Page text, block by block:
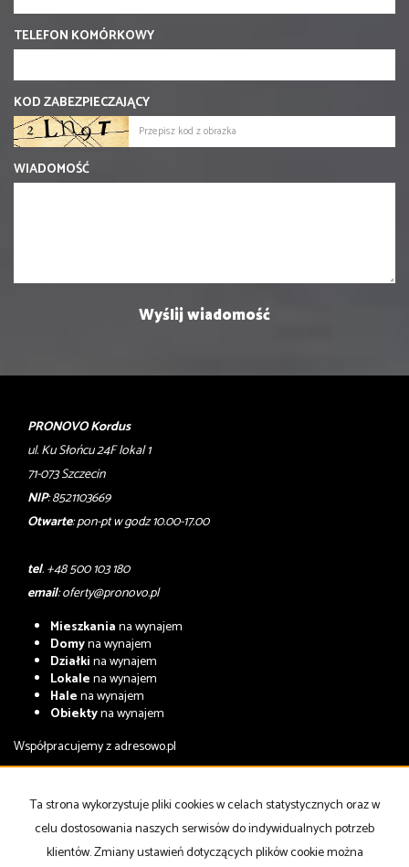
TELEFON KOMÓRKOWY
KOD ZABEZPIECZAJĄCY
WIADOMOŚĆ
PRONOVO Kordus
ul. Ku Słońcu 24F lokal 1
71-073 Szczecin
NIP: 8521103669
Otwarte: pon-pt w godz 10.00-17.00
tel. +48 500 103 180
email:oferty@pronovo.pl
Mieszkaniana wynajem
Domyna wynajem
Działkina wynajem
Lokalena wynajem
Halena wynajem
Obiektyna wynajem
Współpracujemy zadresowo.pl
Domyna sprzedaż
Działkina sprzedaż
Lokalena sprzedaż
Halena sprzedaż
Ta strona wykorzystuje pliki cookies w celach statystycznych oraz w
celu dostosowania naszych serwisów do indywidualnych potrzeb
klientów. Zmiany ustawień dotyczących plików cookie można